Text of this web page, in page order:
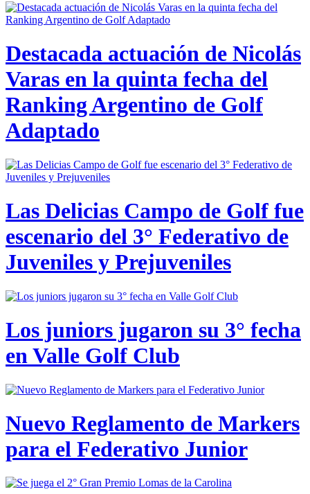
Destacada actuación de Nicolás
Varas en la quinta fecha del
Ranking Argentino de Golf
Adaptado
Las Delicias Campo de Golf fue
escenario del 3° Federativo de
Juveniles y Prejuveniles
Los juniors jugaron su 3° fecha
en Valle Golf Club
Nuevo Reglamento de Markers
para el Federativo Junior